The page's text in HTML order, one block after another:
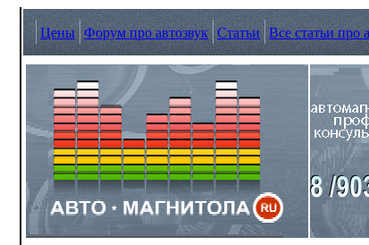
Цены Форум про автозвук Статьи Все статьи про